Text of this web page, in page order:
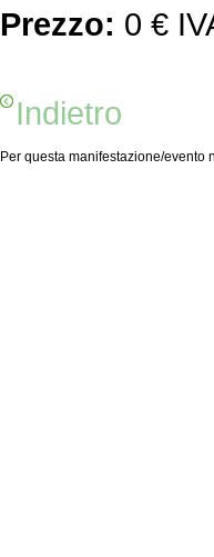
Prezzo: 0 €
Indietro
Per questa manifestazione/evento